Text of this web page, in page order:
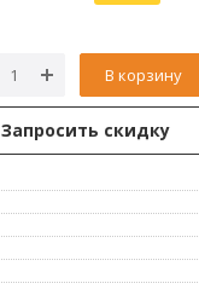
В корзину
Запросить скидку